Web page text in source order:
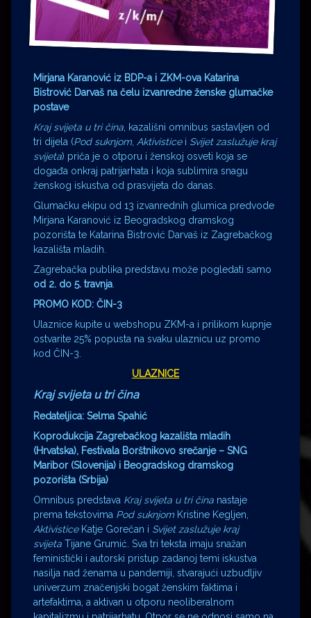
Mirjana Karanović iz BDP-a i ZKM-ova Katarina
Bistrović Darvaš na čelu izvanredne ženske glumačke
postave
Kraj svijeta u tri čina , kazališni omnibus sastavljen od
tri dijela (Pod suknjom, Aktivisticei Svijet zaslužuje kraj
svijeta) priča je o otporu i ženskoj osveti koja se
događa onkraj patrijarhata i koja sublimira snagu
ženskog iskustva od prasvijeta do danas.
Glumačku ekipu od 13 izvanrednih glumica predvode
Mirjana Karanović iz Beogradskog dramskog
pozorišta te Katarina Bistrović Darvaš iz Zagrebačkog
kazališta mladih.
Zagrebačka publika predstavu može pogledati samo
od 2. do 5. travnja
PROMO KOD: ČIN-3
Ulaznice kupite u webshopu ZKM-a i prilikom kupnje
ostvarite 25% popusta na svaku ulaznicu uz promo
kod ČIN-3.
ULAZNICE
Kraj svijeta u tri čina
Redateljica: Selma Spahić
Koprodukcija Zagrebačkog kazališta mladih
(Hrvatska), Festivala Borštnikovo srečanje – SNG
Maribor (Slovenija) i Beogradskog dramskog
pozorišta (Srbija)
Omnibus predstava Kraj svijeta u tri čina nastaje
prema tekstovima Pod suknjomKristine Kegljen,
AktivisticeKatje Gorečan i Svijet zaslužuje kraj
svijeta Tijane Grumić. Sva tri teksta imaju snažan
feministički i autorski pristup zadanoj temi iskustva
nasilja nad ženama u pandemiji, stvarajući uzbudljiv
univerzum značenjski bogat ženskim faktima i
artefaktima, a aktivan u otporu neoliberalnom